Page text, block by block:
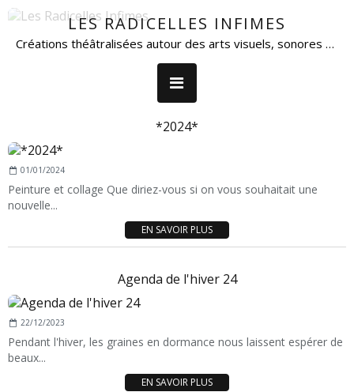
LES RADICELLES INFIMES
Créations théâtralisées autour des arts visuels, sonores et de la parole.
*2024*
01/01/2024
Peinture et collage Que diriez-vous si on vous souhaitait une
nouvelle...
EN SAVOIR PLUS
Agenda de l'hiver 24
22/12/2023
Pendant l'hiver, les graines en dormance nous laissent espérer de
beaux...
EN SAVOIR PLUS